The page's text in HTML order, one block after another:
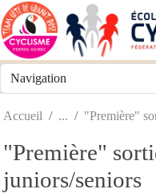
Accueil "Première"
"Première"
juniors/seniors
Panneau de gestion des cookies